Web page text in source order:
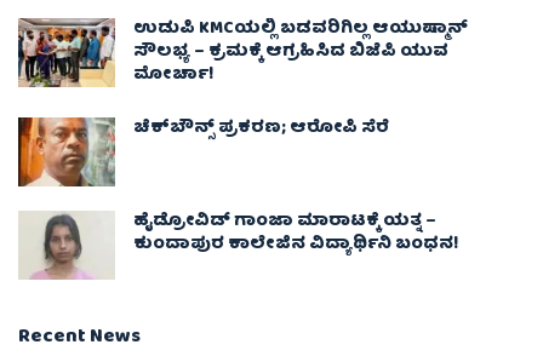
ಉಡುಪಿ KMCಯಲ್ಲಿ ಬಡವರಿಗಿಲ್ಲ ಆಯುಷ್ಮಾನ್
ಸೌಲಭ್ಯ – ಕ್ರಮಕ್ಕೆ ಆಗ್ರಹಿಸಿದ ಬಿಜೆಪಿ ಯುವ
ಮೋರ್ಚಾ!
ಚೆಕ್​ಬೌನ್ಸ್​ ಪ್ರಕರಣ; ಆರೋಪಿ ಸೆರೆ
ಹೈಡ್ರೋವಿಡ್ ಗಾಂಜಾ ಮಾರಾಟಕ್ಕೆ ಯತ್ನ –
ಕುಂದಾಪುರ ಕಾಲೇಜಿನ ವಿದ್ಯಾರ್ಥಿನಿ ಬಂಧನ!
Recent News